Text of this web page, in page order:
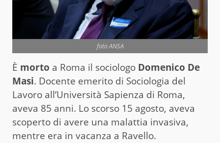
foto ANSA
È morto a Roma il sociologo Domenico De
Masi. Docente emerito di Sociologia del
Lavoro all’Università Sapienza di Roma,
aveva 85 anni. Lo scorso 15 agosto, aveva
scoperto di avere una malattia invasiva,
mentre era in vacanza a Ravello.